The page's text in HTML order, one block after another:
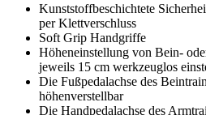
Kunststoffbeschichtete
per Klettverschluss
Soft Grip Handgriffe
Höheneinstellung von Bein-
jeweils 15 cm werkzeuglos
Die Fußpedalachse des
höhenverstellbar
Die Handpedalachse des